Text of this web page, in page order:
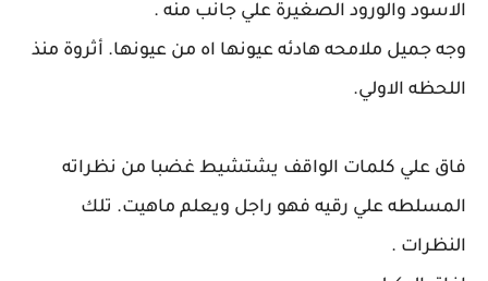
الاسود والورود الصغيرة علي جانب منه .
وجه جميل ملامحه هادئه عيونها اه من عيونها. أثروة منذ
اللحظه الاولي.
فاق علي كلمات الواقف يشتشيط غضبا من نظراته
المسلطه علي رقيه فهو راجل ويعلم ماهيت. تلك
النظرات .